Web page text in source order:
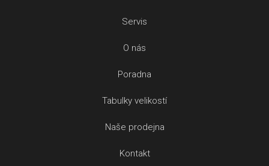
Servis
O nás
Poradna
Tabulky velikostí
Naše prodejna
Kontakt